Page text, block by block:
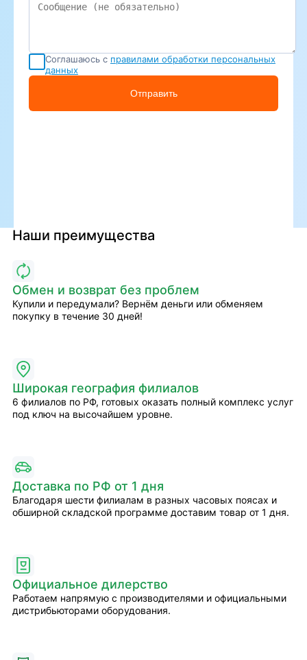
Соглашаюсь с правилами обработки персональных
данных
Отправить
Наши преимущества
Обмен и возврат без проблем
Купили и передумали? Вернём деньги или обменяем
покупку в течение 30 дней!
Широкая география филиалов
6 филиалов по РФ, готовых оказать полный комплекс услуг
под ключ на высочайшем уровне.
Доставка по РФ от 1 дня
Благодаря шести филиалам в разных часовых поясах и
обширной складской программе доставим товар от 1 дня.
Официальное дилерство
Работаем напрямую с производителями и официальными
дистрибьюторами оборудования.